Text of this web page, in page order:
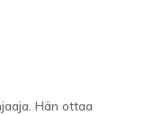
Hän ottaa